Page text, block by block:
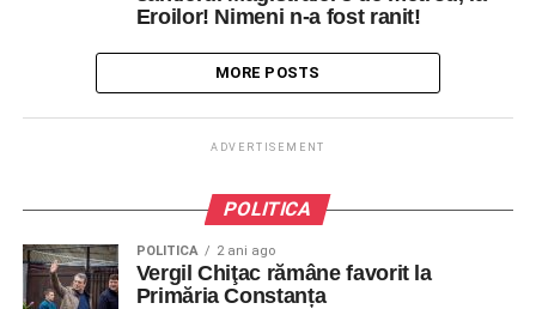
Eroilor! Nimeni n-a fost ranit!
MORE POSTS
ADVERTISEMENT
POLITICA
POLITICA 2 ani ago
Vergil Chiţac rămâne favorit la
Primăria Constanța